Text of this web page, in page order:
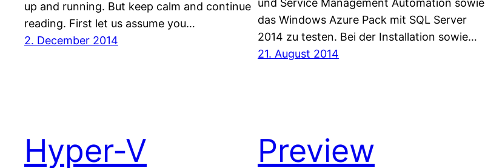
up and running. But keep calm and continue
reading. First let us assume you…
2. December 2014
und Service Management Automation sowie
das Windows Azure Pack mit SQL Server
2014 zu testen. Bei der Installation sowie…
21. August 2014
Hyper-V
Preview